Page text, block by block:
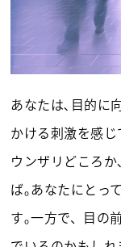
あなたは､目的に
かける刺激を感
ウンザリどころ
ば｡あなたにとっ
す｡一方で、目の